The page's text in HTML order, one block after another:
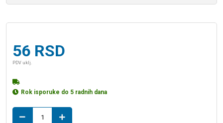
56 RSD
PDV uklj.
Rok isporuke do 5 radnih dana